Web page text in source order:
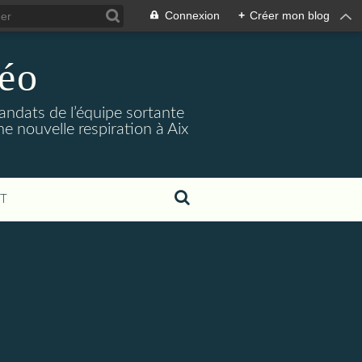
Connexion + Créer mon blog
de l’équipe sortante
nouvelle respiration à Aix